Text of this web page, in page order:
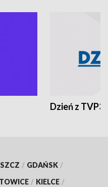
Dzień z TVP3
/ GDAŃSK /
/ KIELCE /